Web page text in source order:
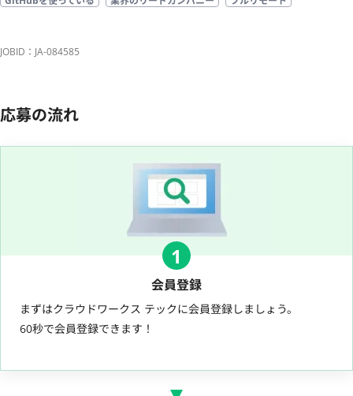
JOBID：JA-084585
応募の流れ
1
会員登録
まずはクラウドワークス テックに会員登録しましょう。
60秒で会員登録できます！